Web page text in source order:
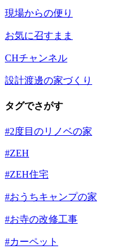
現場からの便り
お気に召すまま
CHチャンネル
設計渡邊の家づくり
タグでさがす
#2度目のリノベの家
#ZEH
#ZEH住宅
#おうちキャンプの家
#お寺の改修工事
#カーペット